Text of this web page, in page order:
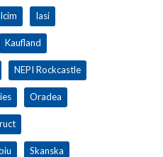
Iasi
Kaufland
NEPI Rockcastle
Oradea
Skanska